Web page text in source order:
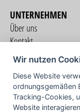
UNTERNEHMEN
Über uns
Kontakt
Nutzungsbedingungen
Datenschutzerklärung
Impressum
Wir nutzen
Diese Website
ordnungsgemäßen
Tracking-Cookies,
Website